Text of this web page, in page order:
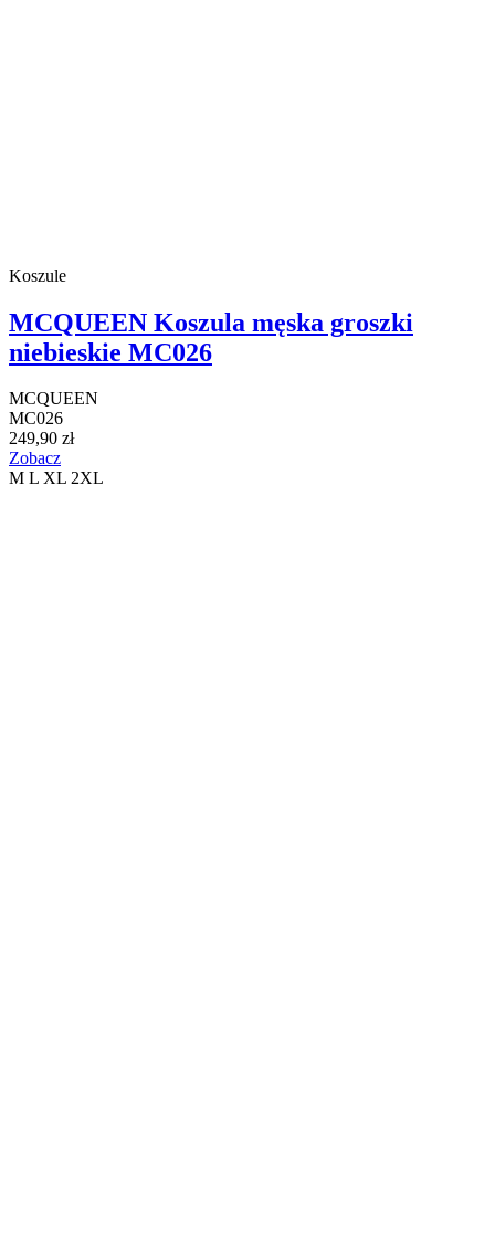
Koszule
MCQUEEN Koszula męska groszki
niebieskie MC026
MCQUEEN
MC026
249,90 zł
Zobacz
M L XL 2XL